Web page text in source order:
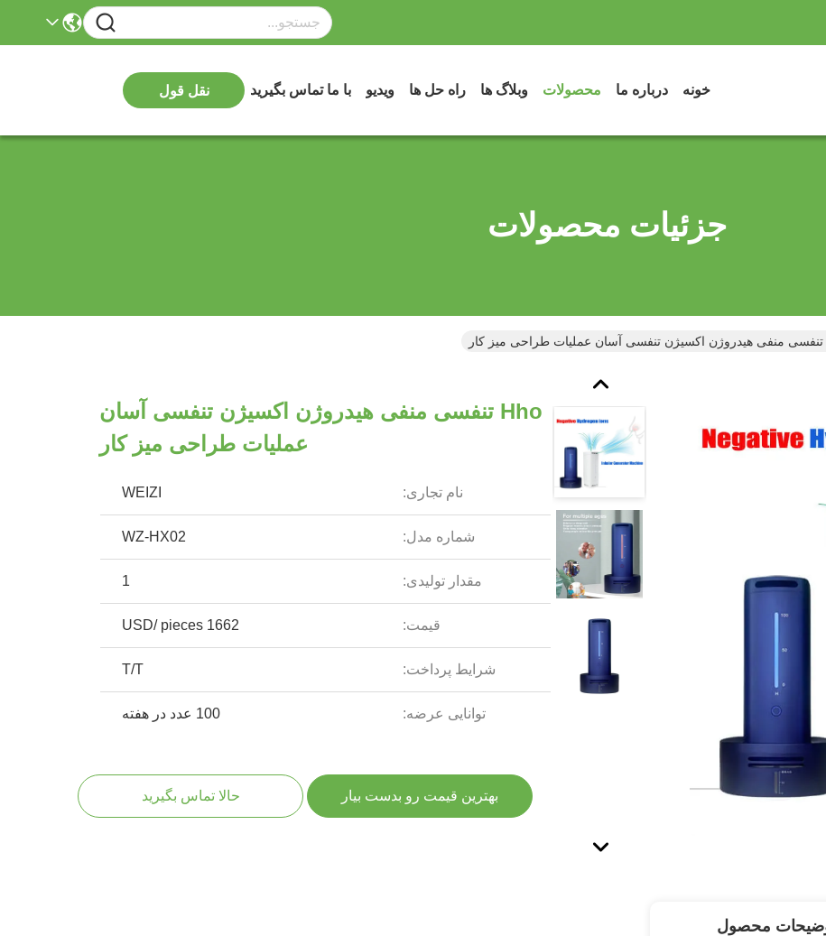
خونه درباره ما محصولات وبلاگ ها راه حل ها ویدیو با ما تماس بگیرید نقل قول
جزئیات محصولات
Hho تنفسی منفی هیدروژن اکسیژن تنفسی آسان
عملیات طراحی میز کار
نام تجاری: WEIZI
شماره مدل: WZ-HX02
مقدار تولیدی: 1
قیمت: 1662 USD/ pieces
شرایط پرداخت: T/T
توانایی عرضه: 100 عدد در هفته
بهترین قیمت رو بدست بیار حالا تماس بگیرید
محصول